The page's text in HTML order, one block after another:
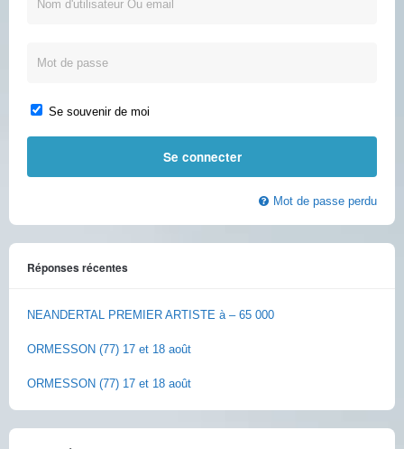
Se souvenir de moi
Mot de passe perdu
Réponses récentes
NEANDERTAL PREMIER ARTISTE à – 65 000
ORMESSON (77) 17 et 18 août
ORMESSON (77) 17 et 18 août